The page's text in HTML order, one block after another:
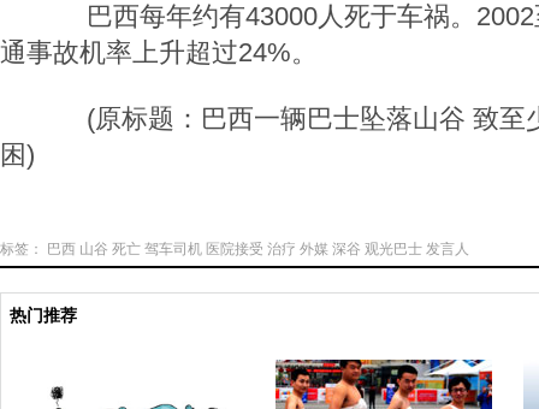
巴西每年约有43000人死于车祸。2002
通事故机率上升超过24%。
(原标题：巴西一辆巴士坠落山谷 致至
困)
标签： 巴西 山谷 死亡 驾车司机 医院接受 治疗 外媒 深谷 观光巴士 发言人
热门推荐